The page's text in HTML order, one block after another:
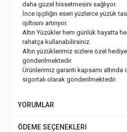
daha güzel hissetmesini sağlıyor.
İnce işçiliğin eseri yüzlerce yüzük
ışıltısını artırıyor.
Altın Yüzükler hem günlük hayatta
rahatça kullanabilirsiniz.
Altın yüzüklerimiz sizlere özel
gönderilmektedir.
Ürünlerimiz garanti kapsamı altında
sigortalı olarak gönderilmektedir.
YORUMLAR
ÖDEME SEÇENEKLERİ